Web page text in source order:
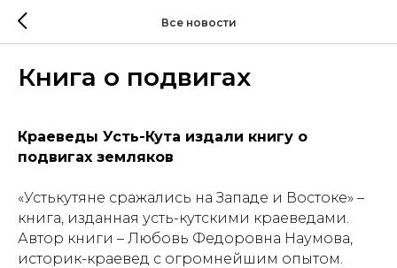
Все новости
Книга о подвигах
Краеведы Усть-Кута издали книгу о
подвигах земляков
«Устькутяне сражались на Западе и Востоке» –
книга, изданная усть-кутскими краеведами.
Автор книги – Любовь Федоровна Наумова,
историк-краевед с огромнейшим опытом.